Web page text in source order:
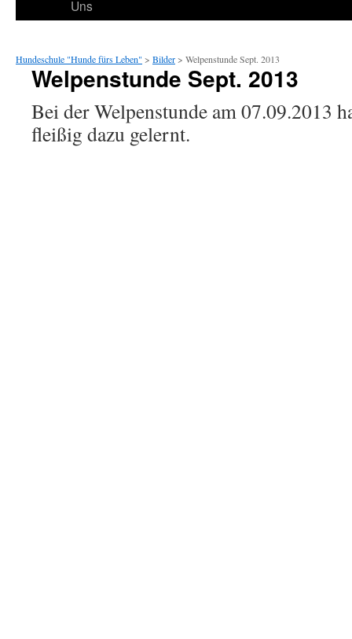
Uns
Hundeschule "Hunde fürs Leben" > Bilder> Welpenstunde Sept. 2013
Welpenstunde Sept. 2013
Bei der Welpenstunde am 07.09.2013
fleißig dazu gelernt.